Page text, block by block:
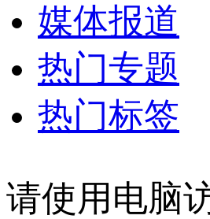
媒体报道
热门专题
热门标签
请使用电脑